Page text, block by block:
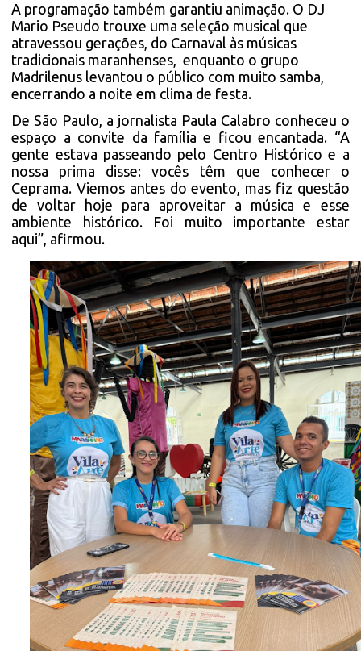
A programação também garantiu animação. O DJ
Mario Pseudo trouxe uma seleção musical que
atravessou gerações, do Carnaval às músicas
tradicionais maranhenses, enquanto o grupo
Madrilenus levantou o público com muito samba,
encerrando a noite em clima de festa.
De São Paulo, a jornalista Paula Calabro conheceu o
espaço a convite da família e ficou encantada. “A
gente estava passeando pelo Centro Histórico e a
nossa prima disse: vocês têm que conhecer o
Ceprama. Viemos antes do evento, mas fiz questão
de voltar hoje para aproveitar a música e esse
ambiente histórico. Foi muito importante estar
aqui”, afirmou.